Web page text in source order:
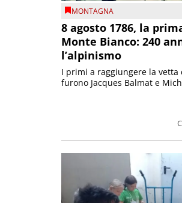
MONTAGNA
8 agosto 1786, la
Monte Bianco: 240
l’alpinismo
I primi a raggiungere la vetta
furono Jacques Balmat e